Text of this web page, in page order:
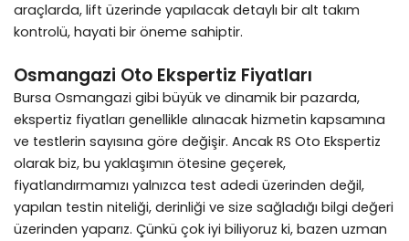
araçlarda, lift üzerinde yapılacak detaylı bir alt takım
kontrolü, hayati bir öneme sahiptir.
Osmangazi Oto Ekspertiz Fiyatları
Bursa Osmangazi gibi büyük ve dinamik bir pazarda,
ekspertiz fiyatları genellikle alınacak hizmetin kapsamına
ve testlerin sayısına göre değişir. Ancak RS Oto Ekspertiz
olarak biz, bu yaklaşımın ötesine geçerek,
fiyatlandırmamızı yalnızca test adedi üzerinden değil,
yapılan testin niteliği, derinliği ve size sağladığı bilgi değeri
üzerinden yaparız. Çünkü çok iyi biliyoruz ki, bazen uzman